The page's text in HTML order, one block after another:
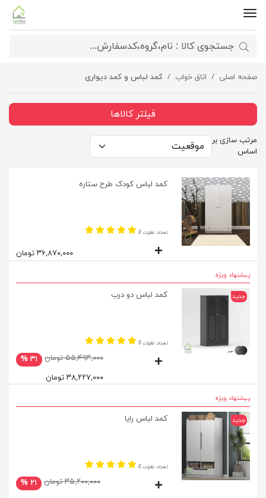
صفحه اصلی اتاق خواب کمد لباس و کمد دیواری
فیلتر کالاها
مرتب سازی بر
اساس
کمد لباس کودک طرح ستاره
تعداد نظرات 0
۳۶,۸۷۰,۰۰۰ تومان
پیشنهاد ویژه
جدید کمد لباس دو درب
تعداد نظرات 0
۵۵,۴۹۳,۰۰۰ تومان
۳۱ %
۳۸,۲۲۷,۰۰۰ تومان
پیشنهاد ویژه
جدید کمد لباس رایا
تعداد نظرات 0
۳۵,۲۰۰,۰۰۰ تومان
۲۱ %